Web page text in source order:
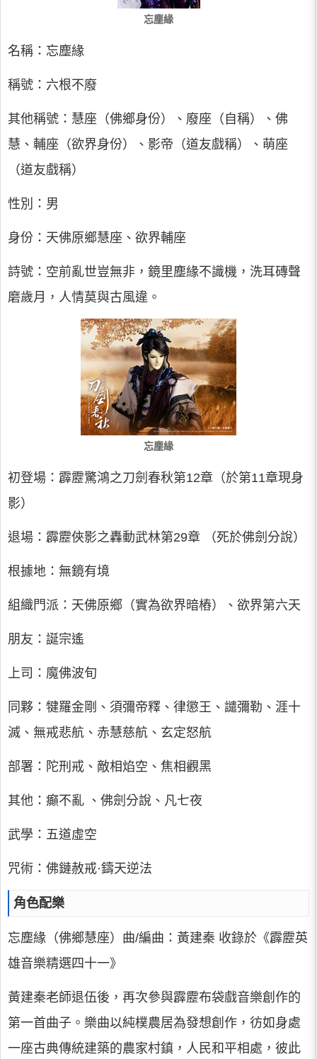
忘塵緣
名稱：忘塵緣
稱號：六根不廢
其他稱號：慧座（佛鄉身份）、廢座（自稱）、佛
慧、輔座（欲界身份）、影帝（道友戲稱）、萌座
（道友戲稱）
性別：男
身份：天佛原鄉慧座、欲界輔座
詩號：空前亂世豈無非，鏡里塵緣不識機，洗耳磚聲
磨歲月，人情莫與古風違。
忘塵緣
初登場：霹靂驚鴻之刀劍春秋第12章（於第11章現身
影）
退場：霹靂俠影之轟動武林第29章 （死於佛劍分說）
根據地：無鏡有境
組織門派：天佛原鄉（實為欲界暗樁）、欲界第六天
朋友：誕宗遙
上司：魔佛波旬
同夥：犍羅金剛、須彌帝釋、律懲王、譴彌勒、涯十
滅、無戒悲航、赤慧慈航、玄定怒航
部署：陀刑戒、敵相焰空、焦相觀黑
其他：癲不亂 、佛劍分說、凡七夜
武學：五道虛空
咒術：佛鏈赦戒·鑄天逆法
角色配樂
忘塵緣（佛鄉慧座）曲/編曲：黃建秦 收錄於《霹靂英
雄音樂精選四十一》
黃建秦老師退伍後，再次參與霹靂布袋戲音樂創作的
第一首曲子。樂曲以純樸農居為發想創作，彷如身處
一座古典傳統建築的農家村鎮，人民和平相處，彼此